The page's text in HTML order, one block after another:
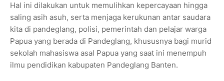
Hal ini dilakukan untuk memulihkan kepercayaan hingga
saling asih asuh, serta menjaga kerukunan antar saudara
kita di pandeglang, polisi, pemerintah dan pelajar warga
Papua yang berada di Pandeglang, khususnya bagi murid
sekolah mahasiswa asal Papua yang saat ini menempuh
ilmu pendidikan kabupaten Pandeglang Banten.